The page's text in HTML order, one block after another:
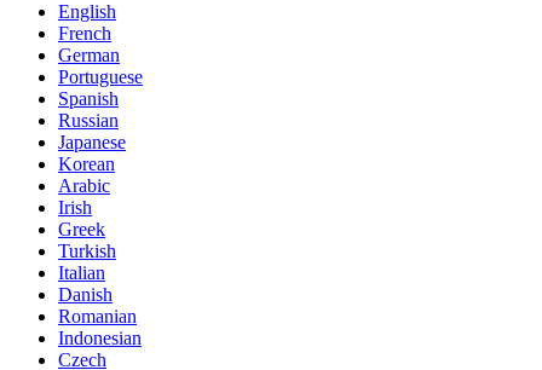
English
French
German
Portuguese
Spanish
Russian
Japanese
Korean
Arabic
Irish
Greek
Turkish
Italian
Danish
Romanian
Indonesian
Czech